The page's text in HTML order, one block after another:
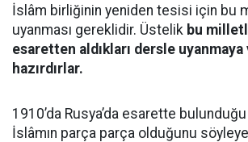
İslâm birliğinin yeniden tesisi için bu
uyanması gereklidir. Üstelik bu
esaretten aldıkları dersle
hazırdırlar.
1910’da Rusya’da esarette
İslâmın parça parça olduğunu